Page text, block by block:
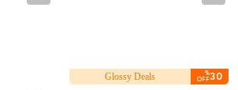
30
%
OFF
Glossy Deals